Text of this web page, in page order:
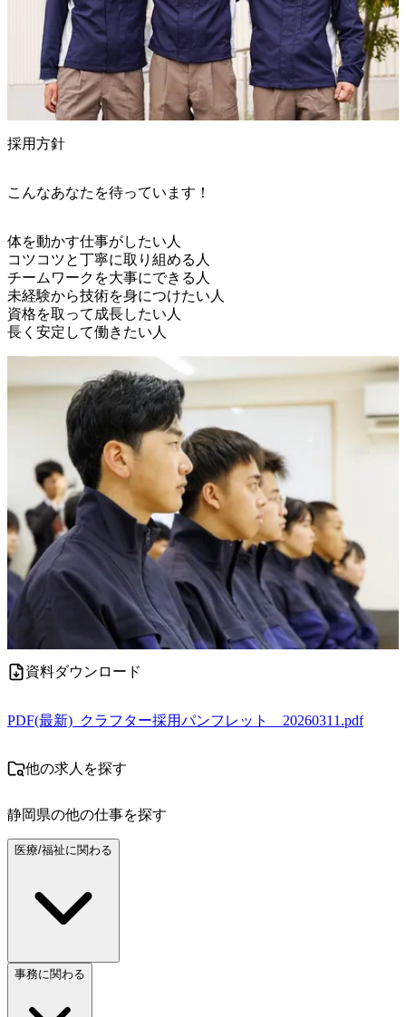
採用方針
こんなあなたを待っています！
体を動かす仕事がしたい人
コツコツと丁寧に取り組める人
チームワークを大事にできる人
未経験から技術を身につけたい人
資格を取って成長したい人
資料ダウンロード
PDF(最新)_クラフター採用パンフレット__20260311.pdf
他の求人を探す
静岡県の他の仕事を探す
医療/福祉に関わる
事務に関わる